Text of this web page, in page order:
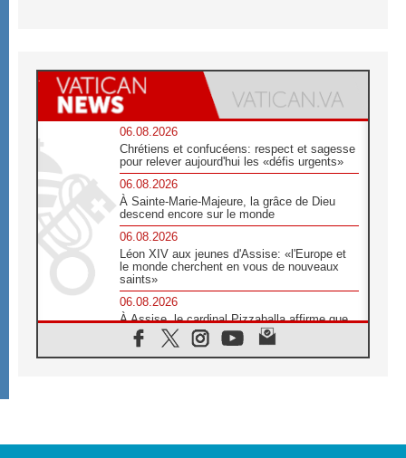
06.08.2026
Chrétiens et confucéens: respect et sagesse
pour relever aujourd'hui les «défis urgents»
06.08.2026
À Sainte-Marie-Majeure, la grâce de Dieu
descend encore sur le monde
06.08.2026
Léon XIV aux jeunes d'Assise: «l'Europe et
le monde cherchent en vous de nouveaux
saints»
06.08.2026
À Assise, le cardinal Pizzaballa affirme que
«les chrétiens veulent la paix»
06.08.2026